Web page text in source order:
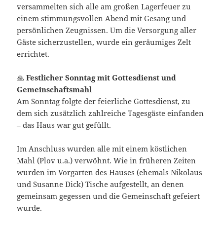
versammelten sich alle am großen Lagerfeuer zu
einem stimmungsvollen Abend mit Gesang und
persönlichen Zeugnissen. Um die Versorgung aller
Gäste sicherzustellen, wurde ein geräumiges Zelt
errichtet.
🙏Festlicher Sonntag mit Gottesdienst und
Gemeinschaftsmahl
Am Sonntag folgte der feierliche Gottesdienst, zu
dem sich zusätzlich zahlreiche Tagesgäste einfanden
– das Haus war gut gefüllt.
Im Anschluss wurden alle mit einem köstlichen
Mahl (Plov u.a.) verwöhnt. Wie in früheren Zeiten
wurden im Vorgarten des Hauses (ehemals Nikolaus
und Susanne Dick) Tische aufgestellt, an denen
gemeinsam gegessen und die Gemeinschaft gefeiert
wurde.